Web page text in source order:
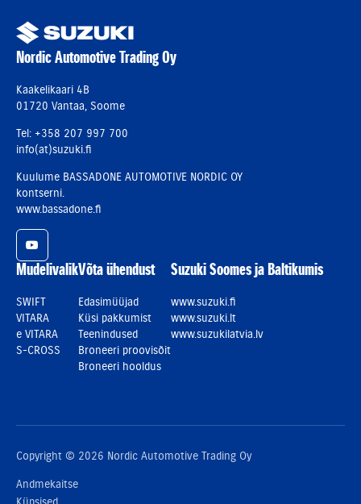
Nordic Automotive Trading Oy
Kaakelikaari 4B
01720 Vantaa, Soome
Tel: +358 207 997 700
info(at)suzuki.fi
Kuulume BASSADONE AUTOMOTIVE NORDIC OY
kontserni.
www.bassadone.fi
YouTube
Mudelivalik
SWIFT
VITARA
e VITARA
S-CROSS
Võta ühendust
Edasimüüjad
Küsi pakkumist
Teenindused
Broneeri proovisõit
Broneeri hooldus
Suzuki Soomes ja Baltikumis
www.suzuki.fi
www.suzuki.lt
www.suzukilatvia.lv
Copyright © 2026 Nordic Automotive Trading Oy
Andmekaitse